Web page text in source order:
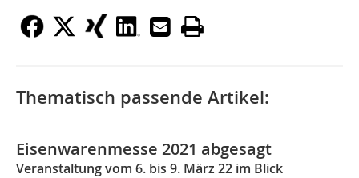
Thematisch passende Artikel:
Eisenwarenmesse 2021 abgesagt
Veranstaltung vom 6. bis 9. März 22 im Blick